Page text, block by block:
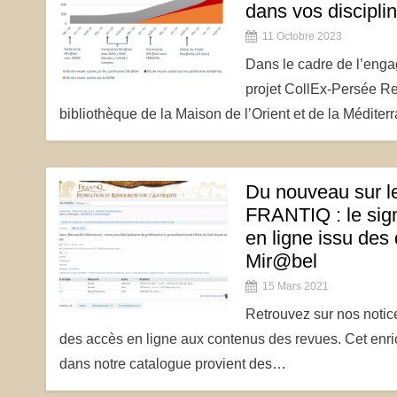
dans vos
11 Octobre 2023
Dans le cadre de
projet CollEx-Persée
bibliothèque de la Maison de l’Orient et de la
Du nouveau sur
FRANTIQ : le
en ligne issu des
Mir@bel
15 Mars 2021
Retrouvez sur nos
des accès en ligne aux contenus des revues. Cet
dans notre catalogue provient des…